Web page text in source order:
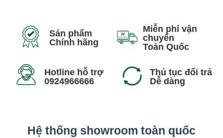
Sản phẩm
Chính hãng
Miễn phí vận
chuyển
Toàn Quốc
Hotline hỗ trợ
0924966666
Thủ tục đổi trả
Dễ dàng
Hệ thống showroom toàn quốc